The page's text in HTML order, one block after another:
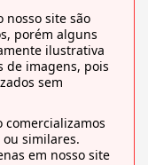
nosso site são
porém alguns
ilustrativa
de imagens, pois
sem
comercializamos
similares.
em nosso site